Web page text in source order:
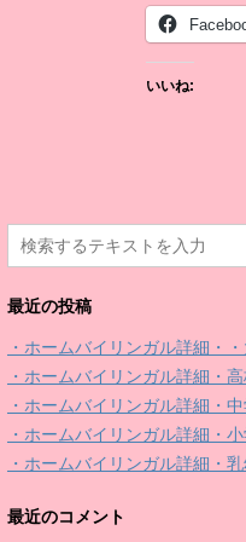
いいね:
最近の投稿
・ホームバイリンガル詳細・
・ホームバイリンガル詳細・
・ホームバイリンガル詳細・
・ホームバイリンガル詳細・
・ホームバイリンガル詳細・
最近のコメント